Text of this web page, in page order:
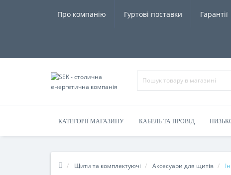
Про компанію Гуртові поставки Гарантії
КАТЕГОРІЇ МАГАЗИНУ КАБЕЛЬ ТА ПРОВІД
Щити та комплектуючі Аксесуари для щитів